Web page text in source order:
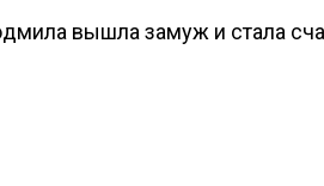
вышла замуж и стала